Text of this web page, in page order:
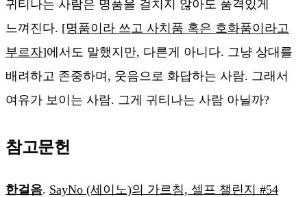
귀티나는 사람은 명품을 걸치지 않아도 품격있게
느껴진다. [명품이라 쓰고 사치품 혹은 호화품이라고
부르자]에서도 말했지만, 다른게 아니다. 그냥 상대를
배려하고 존중하며, 웃음으로 화답하는 사람. 그래서
여유가 보이는 사람. 그게 귀티나는 사람 아닐까?
참고문헌
한걸음. SayNo (세이노)의 가르침, 셀프 챌린지 #54